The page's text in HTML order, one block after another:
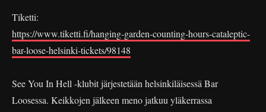
Tiketti:
https://www.tiketti.fi/hanging-garden-counting-hours-cataleptic-
bar-loose-helsinki-tickets/98148
See You In Hell -klubit järjestetään helsinkiläisessä Bar
Loosessa. Keikkojen jälkeen meno jatkuu yläkerrassa